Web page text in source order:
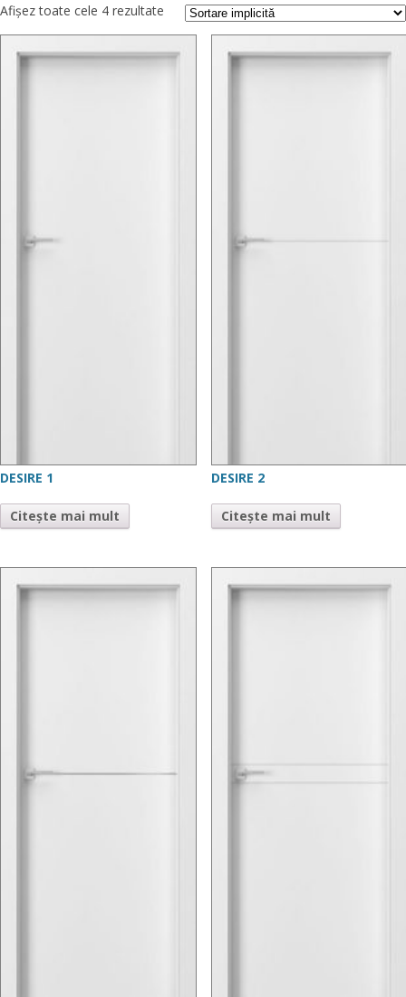
Afișez toate cele 4 rezultate
DESIRE 1
Citește mai mult
DESIRE 2
Citește mai mult